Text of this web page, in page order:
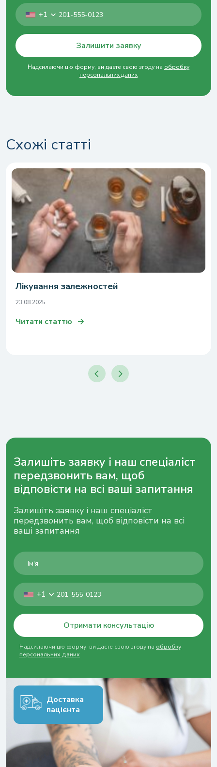
+1
Залишити заявку
Надсилаючи цю форму, ви даєте свою згоду на обробку
персональних даних
Схожі статті
Лікування залежностей
23.08.2025
Читати статтю
Залишіть заявку і наш спеціаліст
передзвонить вам, щоб
відповісти на всі ваші запитання
Залишіть заявку і наш спеціаліст
передзвонить вам, щоб відповісти на всі
ваші запитання
+1
Отримати консультацію
Надсилаючи цю форму, ви даєте свою згоду на обробку
персональних даних
Доставка
пацієнта